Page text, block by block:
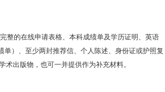
整的在线申请表格、本科成绩单及学历证明、英语
）、至少两封推荐信、个人陈述、身份证或护照复
术出版物，也可一并提供作为补充材料。